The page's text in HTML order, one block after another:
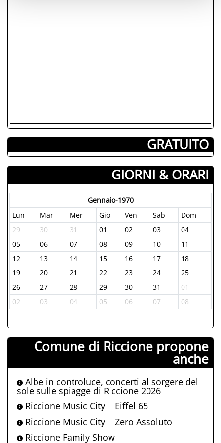
GRATUITO
GIORNI & ORARI
Gennaio-1970
Lun
Mar Mer Gio Ven Sab
Dom
29
30 31 01 02 03
04
05
06 07 08 09 10
11
12
13 14 15 16 17
18
19
20 21 22 23 24
25
26
27 28 29 30 31
01
02
03 04 05 06 07 08
Comune di Riccione propone
anche
Albe in controluce, concerti al sorgere del
sole sulle spiagge di Riccione 2026
Riccione Music City | Eiffel 65
Riccione Music City | Zero Assoluto
Riccione Family Show